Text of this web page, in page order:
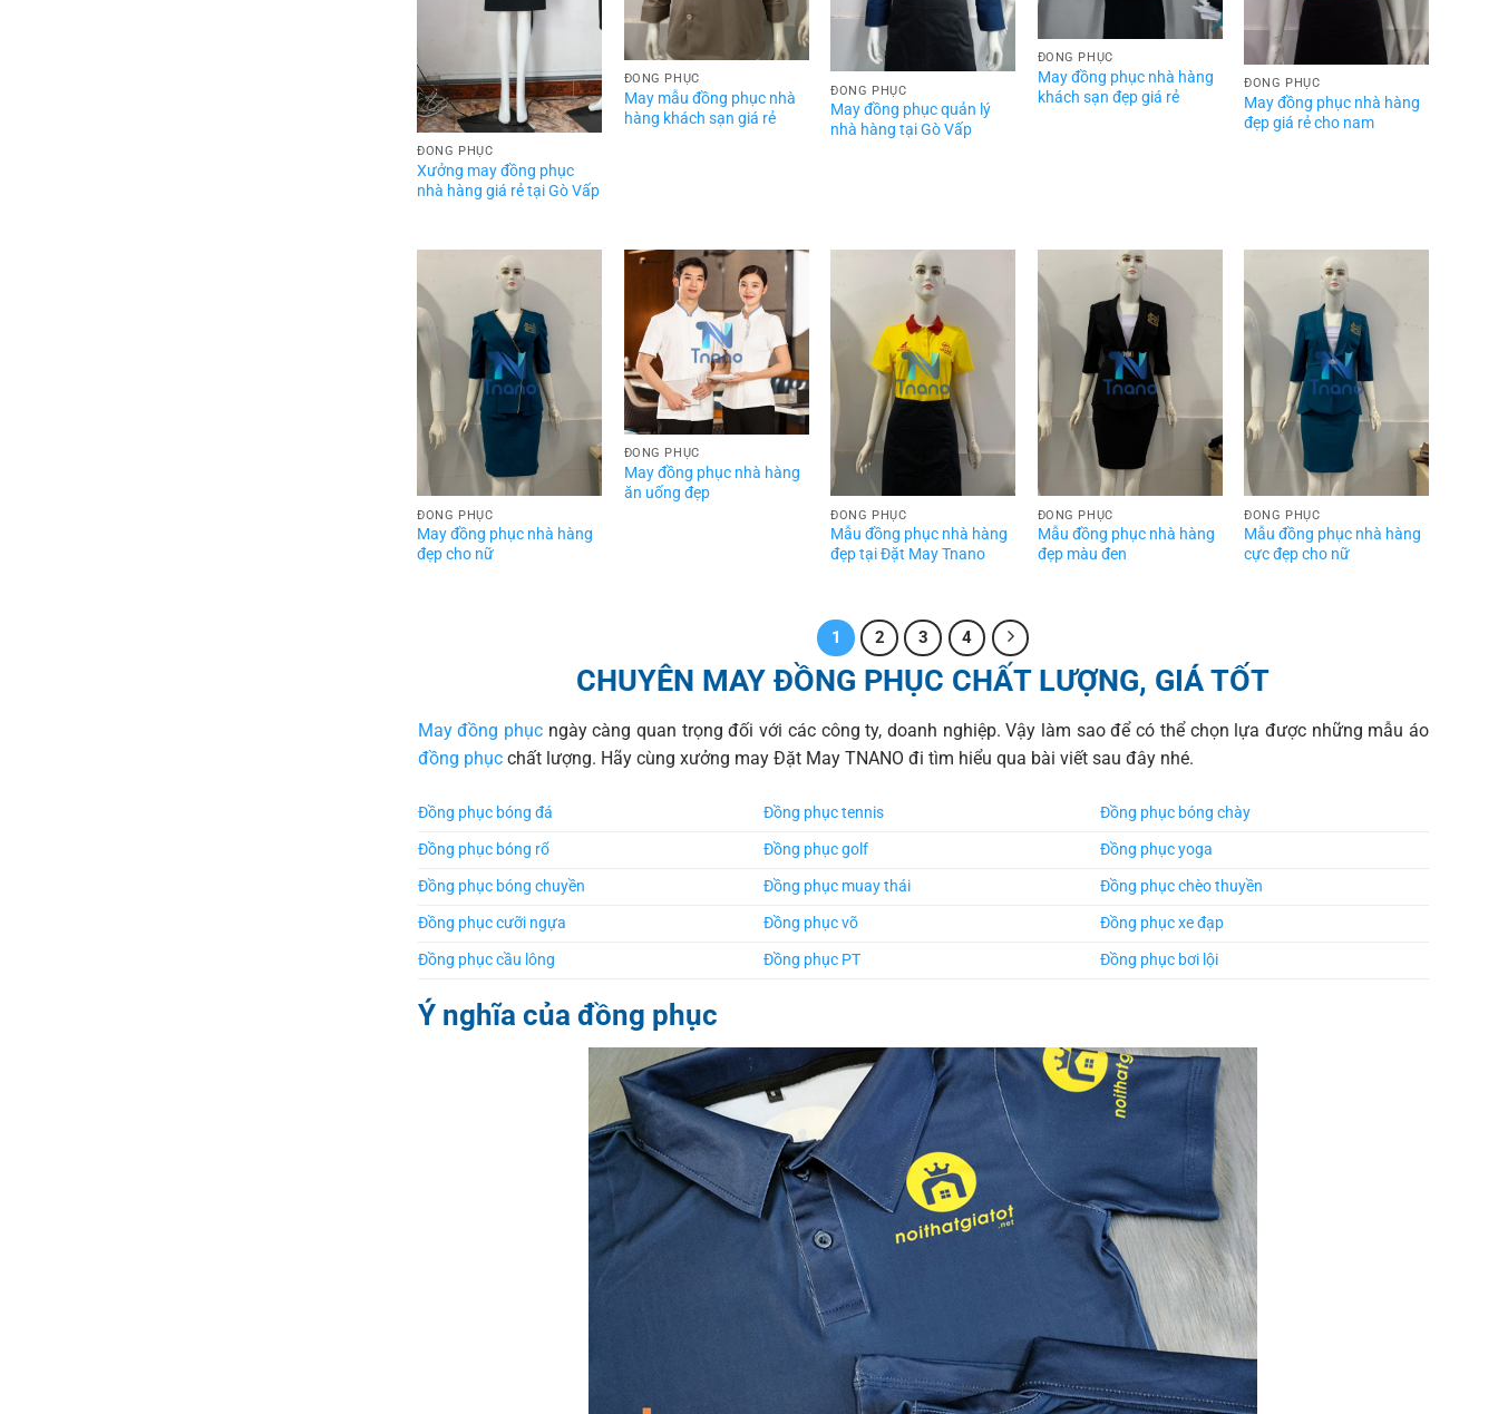
ĐỒNG PHỤC
Xưởng may đồng phục
nhà hàng giá rẻ tại Gò Vấp
ĐỒNG PHỤC
May mẫu đồng phục nhà
hàng khách sạn giá rẻ
ĐỒNG PHỤC
May đồng phục quản lý
nhà hàng tại Gò Vấp
ĐỒNG PHỤC
May đồng phục nhà hàng
khách sạn đẹp giá rẻ
ĐỒNG PHỤC
May đồng phục nhà hàng
đẹp giá rẻ cho nam
ĐỒNG PHỤC
May đồng phục nhà hàng
đẹp cho nữ
ĐỒNG PHỤC
May đồng phục nhà hàng
ăn uống đẹp
ĐỒNG PHỤC
Mẫu đồng phục nhà hàng
đẹp tại Đặt May Tnano
ĐỒNG PHỤC
Mẫu đồng phục nhà hàng
đẹp màu đen
ĐỒNG PHỤC
Mẫu đồng phục nhà hàng
cực đẹp cho nữ
1 2 3 4
CHUYÊN MAY ĐỒNG PHỤC CHẤT LƯỢNG, GIÁ TỐT
May đồng phụcngày càng quan trọng đối với các công ty, doanh nghiệp. Vậy làm sao để có thể chọn lựa được những mẫu áo
đồng phụcchất lượng. Hãy cùng xưởng may Đặt May TNANO đi tìm hiểu qua bài viết sau đây nhé.
Đồng phục bóng đá Đồng phục tennis
Đồng phục bóng chày
Đồng phục bóng rổ
Đồng phục golf
Đồng phục yoga
Đồng phục bóng chuyền
Đồng phục muay thái
Đồng phục chèo thuyền
Đồng phục cưỡi ngựa
Đồng phục võ
Đồng phục xe đạp
Đồng phục cầu lông
Đồng phục PT Đồng phục bơi lội
Ý nghĩa của đồng phục